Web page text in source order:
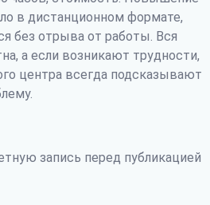
в дистанционном формате,
без отрыва от работы. Вся
а если возникают трудности,
центра всегда подсказывают
запись перед публикацией